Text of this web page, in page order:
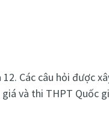
Các câu hỏi được
và thi THPT Quốc